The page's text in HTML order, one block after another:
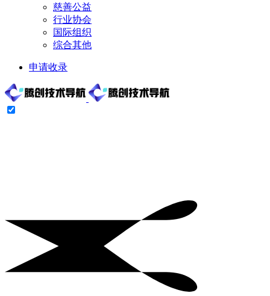
慈善公益
行业协会
国际组织
综合其他
申请收录